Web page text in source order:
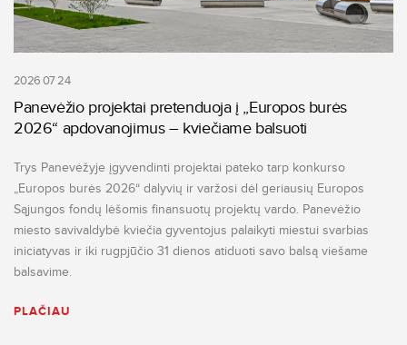
2026 07 24
Panevėžio projektai pretenduoja į „Europos burės
2026“ apdovanojimus – kviečiame balsuoti
Trys Panevėžyje įgyvendinti projektai pateko tarp konkurso
„Europos burės 2026“ dalyvių ir varžosi dėl geriausių Europos
Sąjungos fondų lėšomis finansuotų projektų vardo. Panevėžio
miesto savivaldybė kviečia gyventojus palaikyti miestui svarbias
iniciatyvas ir iki rugpjūčio 31 dienos atiduoti savo balsą viešame
balsavime.
PLAČIAU